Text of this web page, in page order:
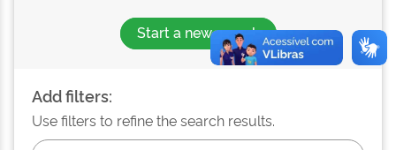
Start a new search
Add filters:
Use filters to refine the search results.